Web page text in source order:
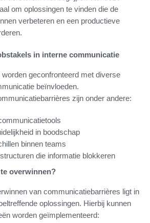
om oplossingen te vinden die de
verbeteren en een productieve
in interne communicatie
geconfronteerd met diverse
beïnvloeden.
zijn onder andere:
in boodschap
binnen teams
die informatie blokkeren
overwinnen?
van communicatiebarrières ligt in
oplossingen. Hierbij kunnen
worden geïmplementeerd: